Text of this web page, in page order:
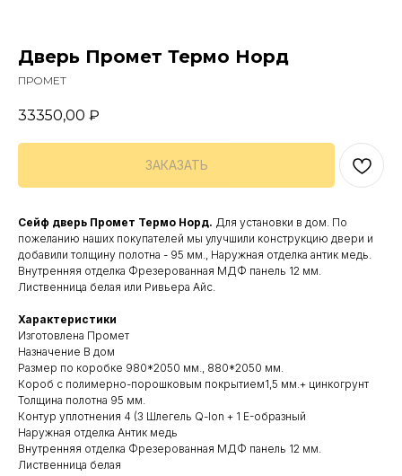
Дверь Промет Термо Норд
ПРОМЕТ
33350,00 ₽
ЗАКАЗАТЬ
Сейф дверь Промет Термо Норд. Для установки в дом. По
пожеланию наших покупателей мы улучшили конструкцию двери и
добавили толщину полотна - 95 мм., Наружная отделка антик медь.
Внутренняя отделка Фрезерованная МДФ панель 12 мм.
Лиственница белая или Ривьера Айс.
Характеристики
Изготовлена Промет
Назначение В дом
Размер по коробке 980*2050 мм., 880*2050 мм.
Короб с полимерно-порошковым покрытием1,5 мм.+ цинкогрунт
Толщина полотна 95 мм.
Контур уплотнения 4 (3 Шлегель Q-lon + 1 E-образный
Наружная отделка Антик медь
Внутренняя отделка Фрезерованная МДФ панель 12 мм.
Лиственница белая